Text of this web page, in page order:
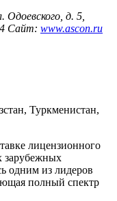
Одоевского, д. 5,
Сайт: www.ascon.ru
Туркменистан,
лицензионного
зарубежных
одним из лидеров
полный спектр